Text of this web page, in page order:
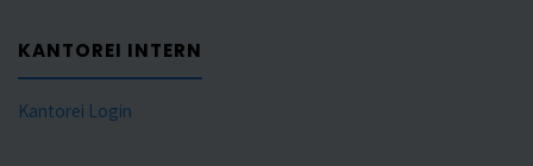
KANTOREI INTERN
Kantorei Login